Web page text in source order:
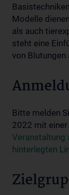
Modelle
als auch
steht eine
von
Bitte melden
2022 mit einer
Veranstaltung
hinterlegten